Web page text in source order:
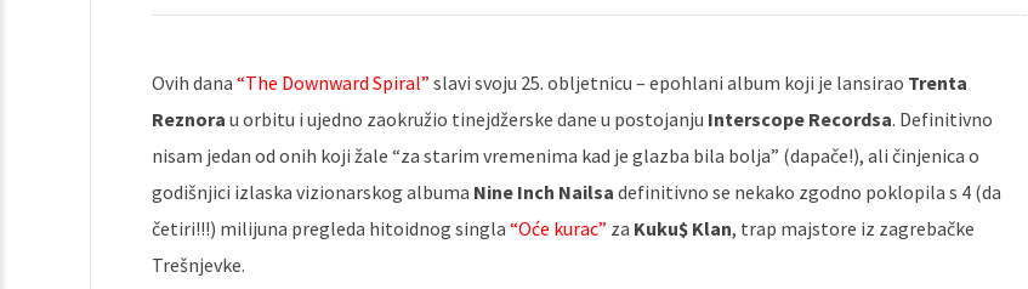
Ovih dana “The Downward Spiral” slavi svoju 25. obljetnicu – epohlani album koji je lansirao Trenta
Reznora u orbitu i ujedno zaokružio tinejdžerske dane u postojanju Interscope Recordsa. Definitivno
nisam jedan od onih koji žale “za starim vremenima kad je glazba bila bolja” (dapače!), ali činjenica o
godišnjici izlaska vizionarskog albuma Nine Inch Nailsa definitivno se nekako zgodno poklopila s 4 (da
četiri!!!) milijuna pregleda hitoidnog singla “Oće kurac” za Kuku$ Klan, trap majstore iz zagrebačke
Trešnjevke.